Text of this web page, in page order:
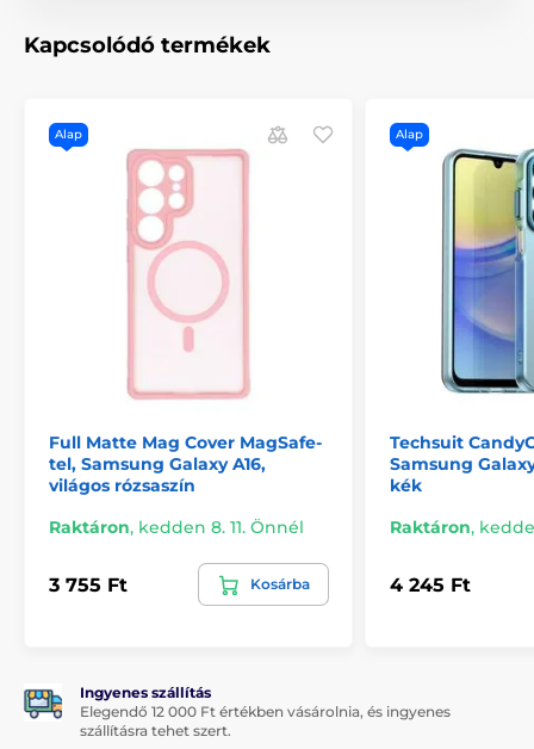
Könnyen telepíthető és eltávolítható
Kapcsolódó termékek
Alap
Full Matte Mag Cover MagSafe-
tel, Samsung Galaxy A16,
világos rózsaszín
Raktáron, kedden 8. 11. Önnél
3 755 Ft Kosárba
Alap
Techsuit
Samsung
kék
Raktáron,
4 245 Ft
Ingyenes szállítás
Elegendő 12 000 Ft értékben vásárolnia, és ingyenes
szállításra tehet szert.